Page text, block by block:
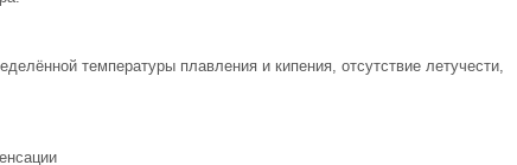
температуры плавления и кипения, отсутствие летучести,